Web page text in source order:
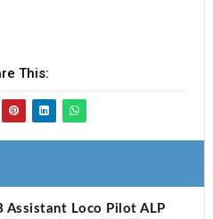
This:
Assistant Loco Pilot ALP